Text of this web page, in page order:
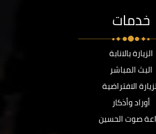
خدمات
الزيارة بالانابة
البث المباشر
الافتراضية
أوراد وأذكار
صوت الحسين